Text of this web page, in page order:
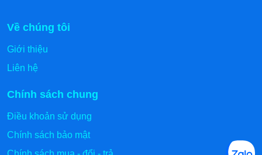
Về chúng tôi
Giới thiệu
Liên hệ
Chính sách chung
Điều khoản sử dụng
Chính sách bảo mật